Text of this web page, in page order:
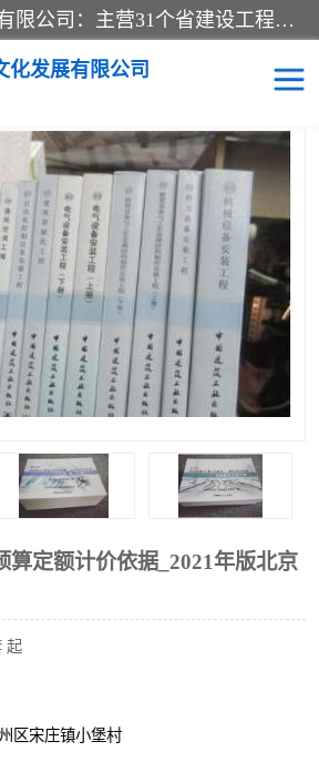
北京北腾文化发展有限公司：主营31个省建设工程预算书,工程预算软件,工程计价依据,工程造价定额,工程量清单计价定额,建设工程量消耗量定额,各行业工程预算定额,铁路定额,电力定额,矿山定额,*,黄金定额,钢铁企业检修定额,中石化安装检修定额,煤矿图书,医院书籍等.诚信的经营，在发展的同时公司不忘不断总结不断优化为客户的服务，和一如既往的热情赢得了新老客户的极高评价及青睐。
化发展有限公司
机>北京市建设工程消耗量定额> 北京市
_2021年版北京市政消耗量定额
算定额计价依据_2021年版北京
起
区宋庄镇小堡村
预算定额
煤矿图书
铁路建设工程预算定额
额 石油化工安装预算定额
石油化工概算定额数据
预算定 长输管道工程检修维修预
算定额
法律图书
定额 炼油化工计价依据定额
算定 火力发电机组检修定额
定额
额 钢铁检修工程预算定额